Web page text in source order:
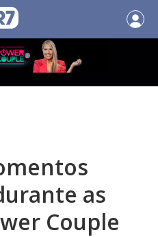
as
Couple